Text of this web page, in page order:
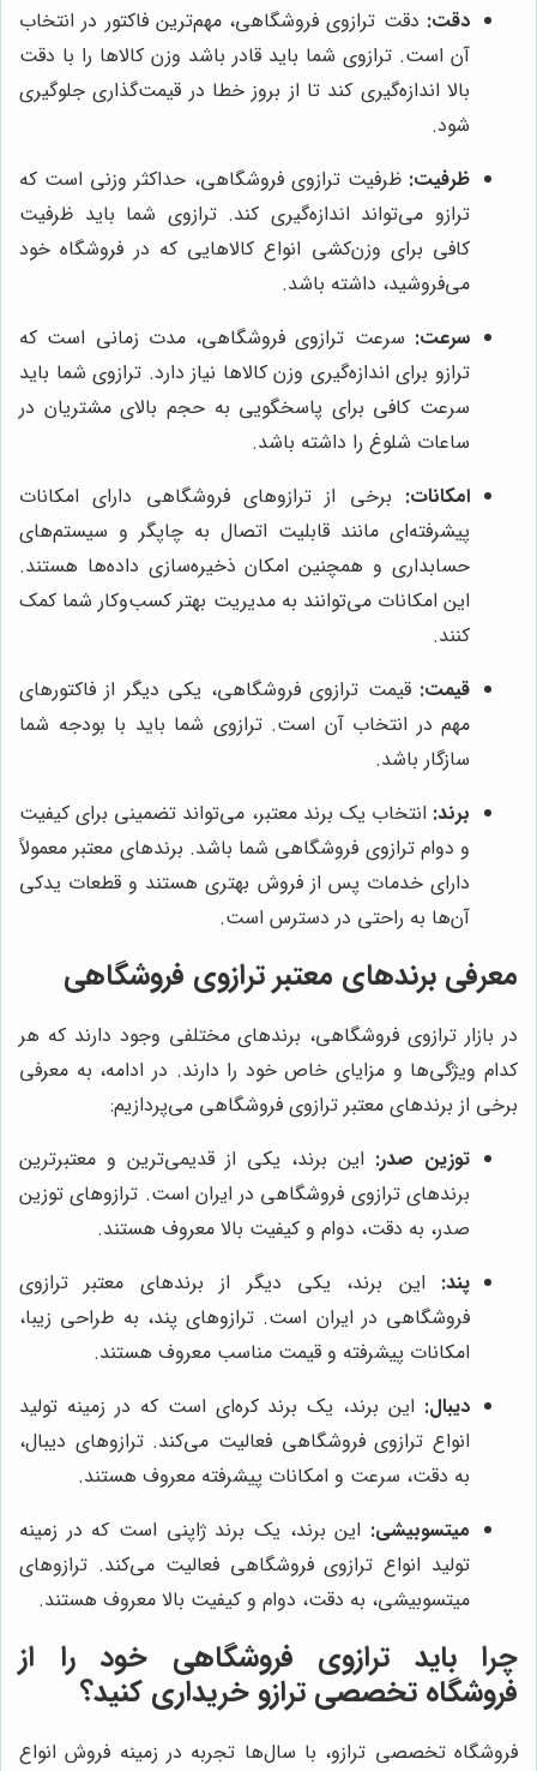
دقت: دقت ترازوی فروشگاهی، مهم‌ترین فاکتور در انتخاب
آن است. ترازوی شما باید قادر باشد وزن کالاها را با دقت
بالا اندازه‌گیری کند تا از بروز خطا در قیمت‌گذاری جلوگیری
شود.
ظرفیت: ظرفیت ترازوی فروشگاهی، حداکثر وزنی است که
ترازو می‌تواند اندازه‌گیری کند. ترازوی شما باید ظرفیت
کافی برای وزن‌کشی انواع کالاهایی که در فروشگاه خود
می‌فروشید، داشته باشد.
سرعت: سرعت ترازوی فروشگاهی، مدت زمانی است که
ترازو برای اندازه‌گیری وزن کالاها نیاز دارد. ترازوی شما باید
سرعت کافی برای پاسخگویی به حجم بالای مشتریان در
ساعات شلوغ را داشته باشد.
امکانات: برخی از ترازوهای فروشگاهی دارای امکانات
پیشرفته‌ای مانند قابلیت اتصال به چاپگر و سیستم‌های
حسابداری و همچنین امکان ذخیره‌سازی داده‌ها هستند.
این امکانات می‌توانند به مدیریت بهتر کسب‌وکار شما کمک
کنند.
قیمت: قیمت ترازوی فروشگاهی، یکی دیگر از فاکتورهای
مهم در انتخاب آن است. ترازوی شما باید با بودجه شما
سازگار باشد.
برند: انتخاب یک برند معتبر، می‌تواند تضمینی برای کیفیت
و دوام ترازوی فروشگاهی شما باشد. برندهای معتبر معمولاً
دارای خدمات پس از فروش بهتری هستند و قطعات یدکی
آن‌ها به راحتی در دسترس است.
معرفی برندهای معتبر ترازوی فروشگاهی
در بازار ترازوی فروشگاهی، برندهای مختلفی وجود دارند که هر
کدام ویژگی‌ها و مزایای خاص خود را دارند. در ادامه، به معرفی
برخی از برندهای معتبر ترازوی فروشگاهی می‌پردازیم:
توزین صدر: این برند، یکی از قدیمی‌ترین و معتبرترین
برندهای ترازوی فروشگاهی در ایران است. ترازوهای توزین
صدر، به دقت، دوام و کیفیت بالا معروف هستند.
پند: این برند، یکی دیگر از برندهای معتبر ترازوی
فروشگاهی در ایران است. ترازوهای پند، به طراحی زیبا،
امکانات پیشرفته و قیمت مناسب معروف هستند.
دیبال: این برند، یک برند کره‌ای است که در زمینه تولید
انواع ترازوی فروشگاهی فعالیت می‌کند. ترازوهای دیبال،
به دقت، سرعت و امکانات پیشرفته معروف هستند.
میتسوبیشی: این برند، یک برند ژاپنی است که در زمینه
تولید انواع ترازوی فروشگاهی فعالیت می‌کند. ترازوهای
میتسوبیشی، به دقت، دوام و کیفیت بالا معروف هستند.
چرا باید ترازوی فروشگاهی خود را از
فروشگاه تخصصی ترازو خریداری کنید؟
فروشگاه تخصصی ترازو، با سال‌ها تجربه در زمینه فروش انواع